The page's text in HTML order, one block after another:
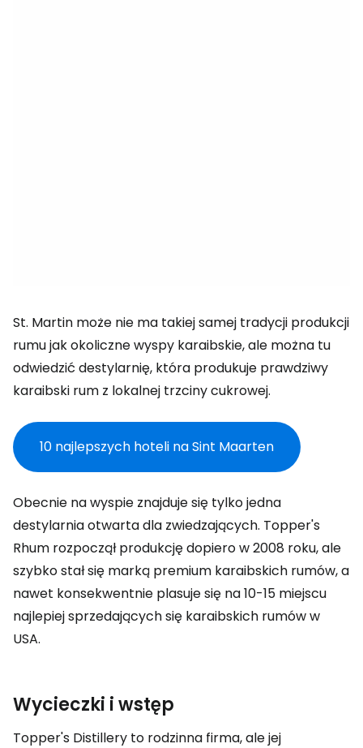
St. Martin może nie ma takiej samej tradycji produkcji
rumu jak okoliczne wyspy karaibskie, ale można tu
odwiedzić destylarnię, która produkuje prawdziwy
karaibski rum z lokalnej trzciny cukrowej.
10 najlepszych hoteli na Sint Maarten
Obecnie na wyspie znajduje się tylko jedna
destylarnia otwarta dla zwiedzających. Topper's
Rhum rozpoczął produkcję dopiero w 2008 roku, ale
szybko stał się marką premium karaibskich rumów, a
nawet konsekwentnie plasuje się na 10-15 miejscu
najlepiej sprzedających się karaibskich rumów w
USA.
Wycieczki i wstęp
Topper's Distillery to rodzinna firma, ale jej